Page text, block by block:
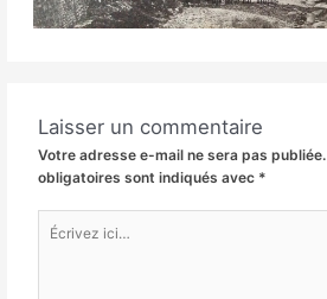
Laisser un commentaire
Votre adresse e-mail ne sera pas publiée.
obligatoires sont indiqués avec *
Écrivez
ici…